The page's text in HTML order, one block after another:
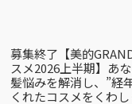
募集終了【美的
スメ2026上半期】あ
髪悩みを解消し、”経
くれたコスメをくわし